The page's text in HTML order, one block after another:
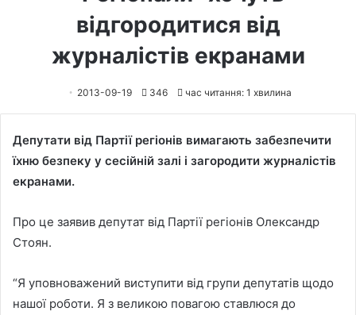
відгородитися від
журналістів екранами
2013-09-19 346 час читання: 1 хвилина
Депутати від Партії регіонів вимагають забезпечити
їхню безпеку у сесійній залі і загородити журналістів
екранами.
Про це заявив депутат від Партії регіонів Олександр
Стоян.
“Я уповноважений виступити від групи депутатів щодо
нашої роботи. Я з великою повагою ставлюся до